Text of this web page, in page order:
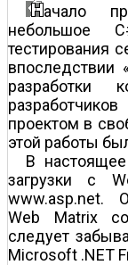
ачало
небольшое
тестирования
впоследствии
разработки
проектом в
этой работы
В
загрузки с
www.asp.net.
Web Matrix
следует
Microsoft .NET